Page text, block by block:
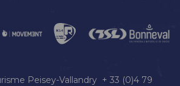
Peisey-Vallandry + 33 (0)4 79